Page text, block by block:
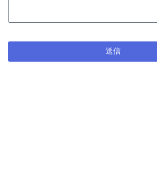
送信